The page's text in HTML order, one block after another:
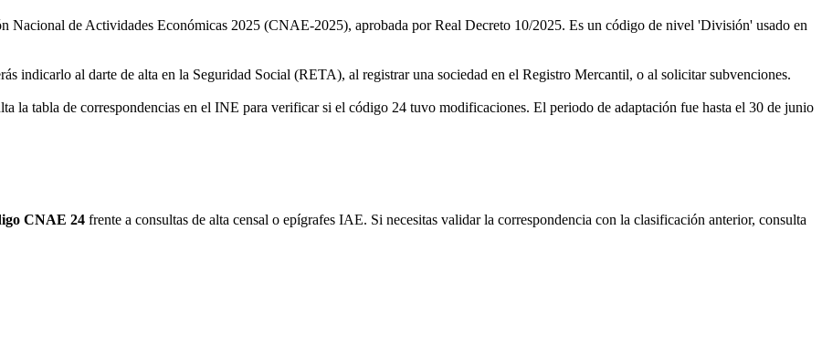
de Actividades Económicas 2025 (CNAE-2025), aprobada por Real Decreto 10/2025. Es un código de nivel 'División' usado en
indicarlo al darte de alta en la Seguridad Social (RETA), al registrar una sociedad en el Registro Mercantil, o al solicitar subvenciones.
tabla de correspondencias en el INE para verificar si el código 24 tuvo modificaciones. El periodo de adaptación fue hasta el 30 de junio
CNAE 24 frente a consultas de alta censal o epígrafes IAE. Si necesitas validar la correspondencia con la clasificación anterior, consulta